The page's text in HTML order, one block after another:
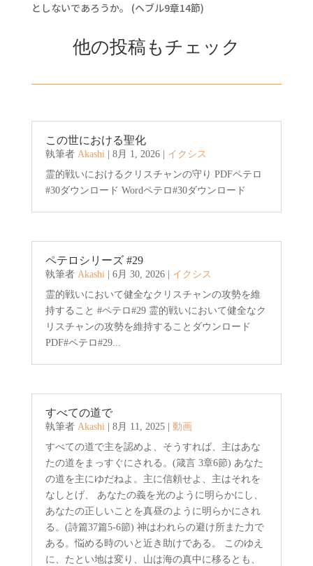
としないであろうか。 (ヘブル9章14節)
他の投稿もチェック
この世における聖化
執筆者 Akashi| 8月 1, 2026| イクシス
霊的戦いにおけるクリスチャンの守り PDFペテロ
#30ダウンロード Wordペテロ#30ダウンロード
ペテロシリーズ #29
執筆者 Akashi| 6月 30, 2026| イクシス
霊的戦いにおいて健全なクリスチャンの攻勢を維
持すること #ペテロ#29 霊的戦いにおいて健全なク
リスチャンの攻勢を維持することダウンロード
PDF#ペテロ#29...
すべての道で
執筆者 Akashi| 8月 11, 2025| 動画
すべての道で主を認めよ、そうすれば、主はあな
たの道をまっすぐにされる。(箴言 3章6節) あなた
の道を主にゆだねよ。主に信頼せよ、主はそれを
なしとげ、 あなたの義を光のように明らかにし、
あなたの正しいことを真昼のように明らかにされ
る。(詩篇37篇5-6節) 神はわれらの避け所また力で
ある。悩める時のいと近き助けである。 このゆえ
に、たとい地は変り、山は海の真中に移るとも、